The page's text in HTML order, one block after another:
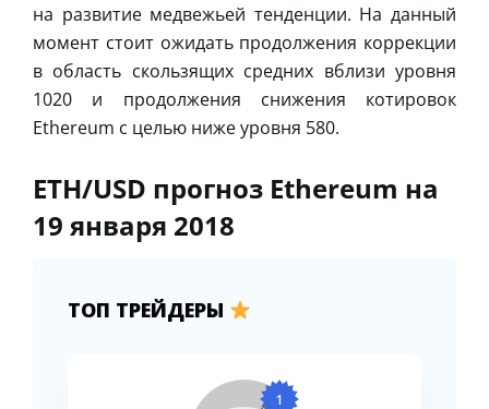
на развитие медвежьей тенденции. На данный
момент стоит ожидать продолжения коррекции
в область скользящих средних вблизи уровня
1020 и продолжения снижения котировок
Ethereum с целью ниже уровня 580.
ETH/USD прогноз Ethereum на
19 января 2018
ТОП ТРЕЙДЕРЫ
1